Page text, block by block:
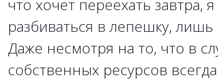
что хочет переехать завтра,
разбиваться в лепешку,
Даже несмотря на то, что в
собственных ресурсов